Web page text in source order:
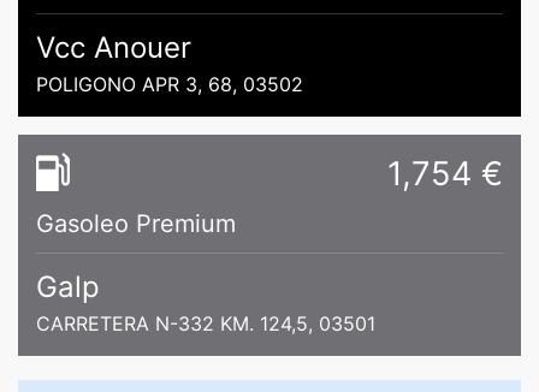
Vcc Anouer
POLIGONO APR 3, 68, 03502
1,754 €
Gasoleo Premium
Galp
CARRETERA N-332 KM. 124,5, 03501